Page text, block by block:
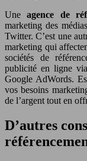
Uneagence de
marketing des
Twitter. C’est une
marketing qui
sociétés de
publicité en ligne
Google AdWords.
vos besoins
de l’argent tout en
D’autres